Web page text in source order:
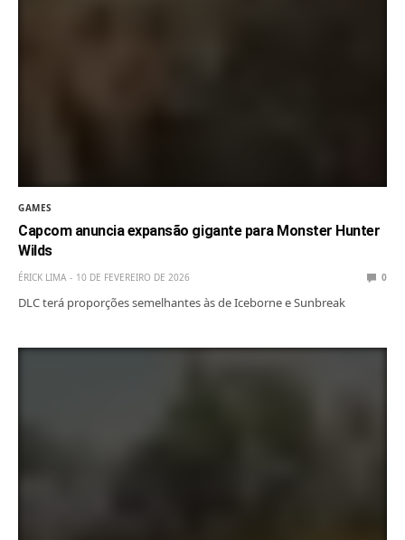
GAMES
Capcom anuncia expansão gigante para Monster Hunter
Wilds
ÉRICK LIMA 10 DE FEVEREIRO DE 2026 0
DLC terá proporções semelhantes às de Iceborne e Sunbreak